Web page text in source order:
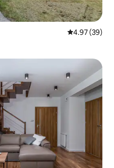
Calificación
4.97 (39)